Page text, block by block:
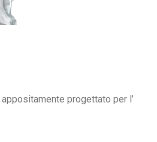
progettato per l’